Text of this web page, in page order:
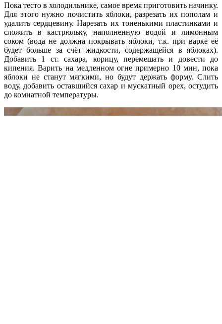
Пока тесто в холодильнике, самое время приготовить начинку.
Для этого нужно почистить яблоки, разрезать их пополам и
удалить сердцевину. Нарезать их тоненькими пластинками и
сложить в кастрюльку, наполненную водой и лимонным
соком (вода не должна покрывать яблоки, т.к. при варке её
будет больше за счёт жидкости, содержащейся в яблоках).
Добавить 1 ст. сахара, корицу, перемешать и довести до
кипения. Варить на медленном огне примерно 10 мин, пока
яблоки не станут мягкими, но будут держать форму. Слить
воду, добавить оставшийся сахар и мускатный орех, остудить
до комнатной температуры.